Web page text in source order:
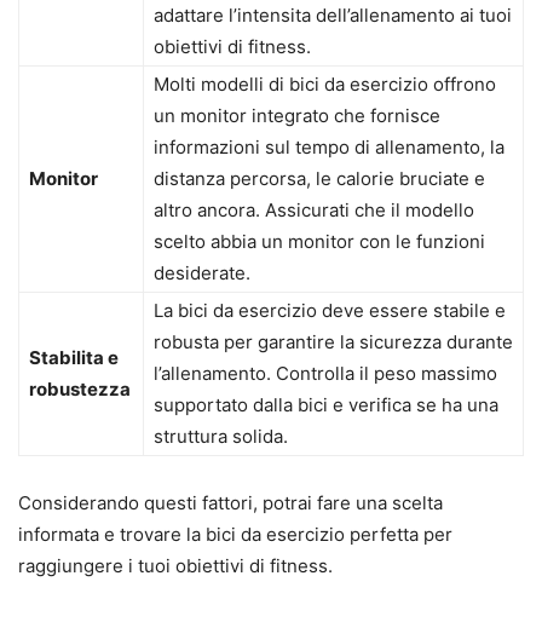
adattare l’intensita dell’allenamento ai tuoi
obiettivi di fitness.
Monitor
Molti modelli di bici da esercizio offrono
un monitor integrato che fornisce
informazioni sul tempo di allenamento, la
distanza percorsa, le calorie bruciate e
altro ancora. Assicurati che il modello
scelto abbia un monitor con le funzioni
desiderate.
Stabilita e
robustezza
La bici da esercizio deve essere stabile e
robusta per garantire la sicurezza durante
l’allenamento. Controlla il peso massimo
supportato dalla bici e verifica se ha una
struttura solida.
Considerando questi fattori, potrai fare una scelta
informata e trovare la bici da esercizio perfetta per
raggiungere i tuoi obiettivi di fitness.